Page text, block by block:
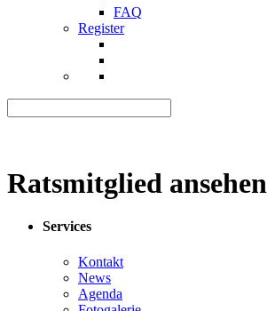
FAQ
Register
Ratsmitglied ansehen
Services
Kontakt
News
Agenda